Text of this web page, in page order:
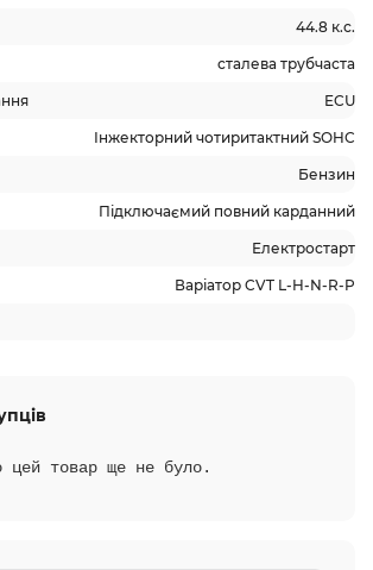
44.8 к.с.
сталева трубчаста
ECU
Інжекторний чотиритактний SOHC
Бензин
Підключаємий повний карданний
Електростарт
Варіатор CVT L-H-N-R-P
цей товар ще не було.